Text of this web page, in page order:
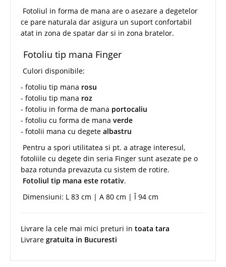
Fotoliul in forma de mana are o asezare a degetelor
ce pare naturala dar asigura un suport confortabil
atat in zona de spatar dar si in zona bratelor.
Fotoliu tip mana Finger
Culori disponibile:
- fotoliu tip mana rosu
- fotoliu tip mana roz
- fotoliu in forma de mana portocaliu
- fotoliu cu forma de mana verde
- fotolii mana cu degete albastru
Pentru a spori utilitatea si pt. a atrage interesul,
fotoliile cu degete din seria Finger sunt asezate pe o
baza rotunda prevazuta cu sistem de rotire.
Fotoliul tip mana este rotativ.
Dimensiuni: L 83 cm | A 80 cm | Î 94 cm
Livrare la cele mai mici preturi in toata tara
Livrare gratuita in Bucuresti